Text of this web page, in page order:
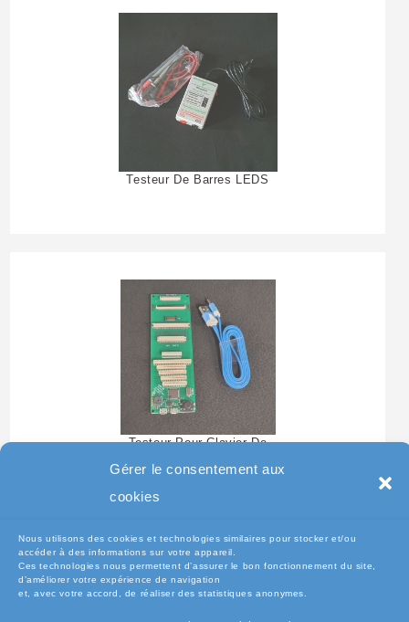
Gérer le consentement aux
cookies
Nous utilisons des cookies et technologies similaires pour stocker et/ou
accéder à des informations sur votre appareil.
Ces technologies nous permettent d’assurer le bon fonctionnement du site,
d’améliorer votre expérience de navigation
et, avec votre accord, de réaliser des statistiques anonymes.
Testeur De Barres LEDS
Testeur Pour Clavier De